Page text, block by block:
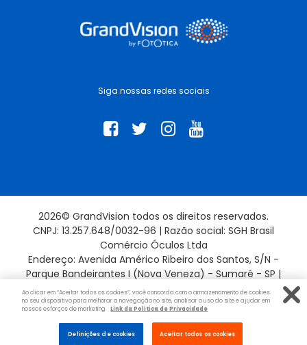
Siga nossas redes sociais
2026© GrandVision todos os direitos reservados.
CNPJ: 13.257.648/0032-96 | Razão social: SGH Brasil
Comércio Óculos Ltda
Endereço: Avenida Américo Ribeiro dos Santos, S/N -
Parque Bandeirantes I (Nova Veneza) - Sumaré - SP |
13181-715
Ao clicar em “Aceitar todos os cookies”, você concorda com o armazenamento de cookies
no seu dispositivo para melhorar a navegação no site, analisar o uso do site e ajudar em
nossos esforços de marketing. Link da Politica de Privacidade
Definições de cookies Aceitar todos os cookies